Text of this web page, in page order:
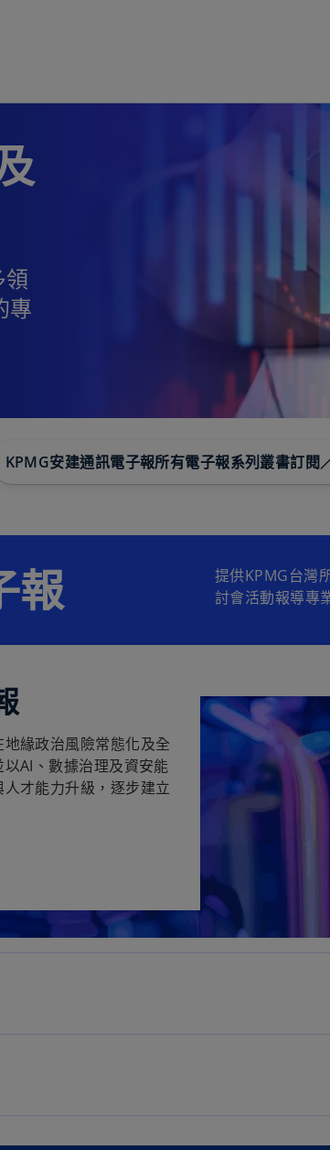
領
專
KPMG安建通訊電子報所有電子報系列叢書訂閱
報
提供KPMG台灣
討會活動報導專
緣政治風險常態化及全
AI、數據治理及資安能
才能力升級，逐步建立